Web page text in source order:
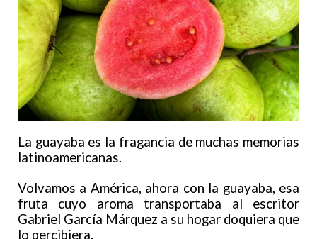
La guayaba es la fragancia de muchas memorias
latinoamericanas.
Volvamos a América, ahora con la guayaba, esa
fruta cuyo aroma transportaba al escritor
Gabriel García Márquez a su hogar doquiera que
lo percibiera.